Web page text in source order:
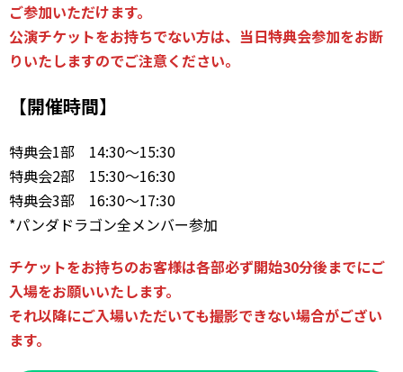
ご参加いただけます。
公演チケットをお持ちでない方は、当日特典会参加をお断
りいたしますのでご注意ください。
【開催時間】
特典会1部 14:30〜15:30
特典会2部 15:30〜16:30
特典会3部 16:30〜17:30
*パンダドラゴン全メンバー参加
チケットをお持ちのお客様は各部必ず開始30分後までにご
入場をお願いいたします。
それ以降にご入場いただいても撮影できない場合がござい
ます。